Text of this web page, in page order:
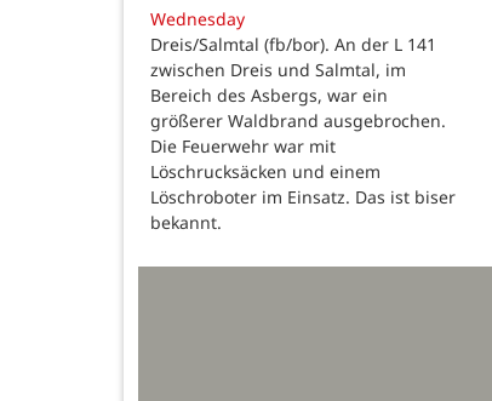
Wednesday
Dreis/Salmtal (fb/bor). An der L 141
zwischen Dreis und Salmtal, im
Bereich des Asbergs, war ein
größerer Waldbrand ausgebrochen.
Die Feuerwehr war mit
Löschrucksäcken und einem
Löschroboter im Einsatz. Das ist biser
bekannt.